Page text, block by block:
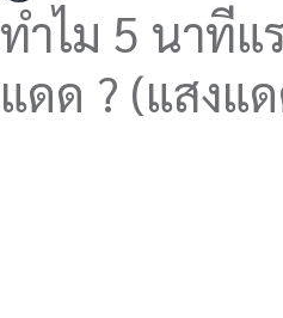
ทำไม 5 นาที
แดด ? (แสงแ